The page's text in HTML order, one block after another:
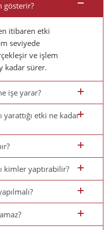
gösterir?
itibaren etki
seviyede
ve işlem
kadar sürer.
işe yarar?
yarattığı etki ne kadar
kimler yaptırabilir?